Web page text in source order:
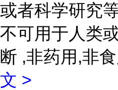
或者科学研究
不可用于人类
断 ,非药用,非
文 >